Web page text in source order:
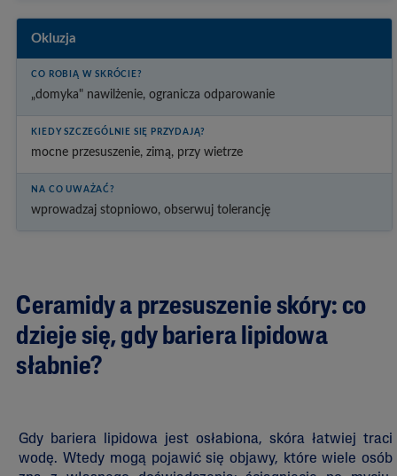
Okluzja
„domyka" nawilżenie, ogranicza odparowanie
mocne przesuszenie, zimą, przy wietrze
wprowadzaj stopniowo, obserwuj tolerancję
Ceramidy a przesuszenie skóry: co
dzieje się, gdy bariera lipidowa
słabnie?
Gdy bariera lipidowa jest osłabiona, skóra łatwiej traci
wodę. Wtedy mogą pojawić się objawy, które wiele osób